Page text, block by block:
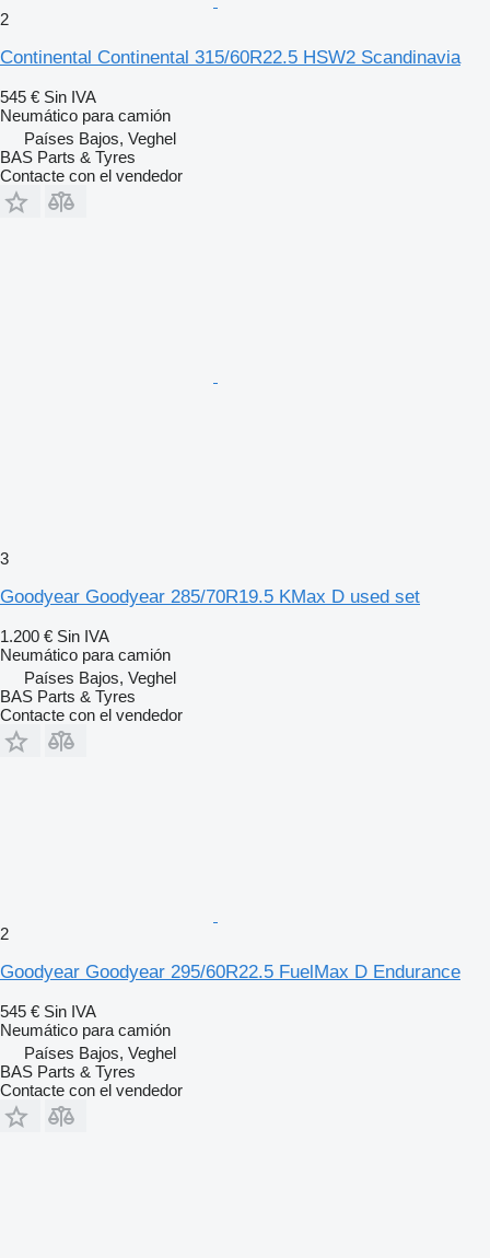
2
Continental Continental 315/60R22.5 HSW2 Scandinavia
545 € Sin IVA
Neumático para camión
Países Bajos, Veghel
BAS Parts & Tyres
Contacte con el vendedor
3
Goodyear Goodyear 285/70R19.5 KMax D used set
1.200 € Sin IVA
Neumático para camión
Países Bajos, Veghel
BAS Parts & Tyres
Contacte con el vendedor
2
Goodyear Goodyear 295/60R22.5 FuelMax D Endurance
545 € Sin IVA
Neumático para camión
Países Bajos, Veghel
BAS Parts & Tyres
Contacte con el vendedor